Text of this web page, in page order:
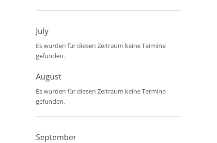
July
Es wurden für diesen Zeitraum keine Termine
gefunden.
August
Es wurden für diesen Zeitraum keine Termine
gefunden.
September